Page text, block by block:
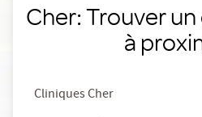
Cher: Trouver
à
Cliniques Cher